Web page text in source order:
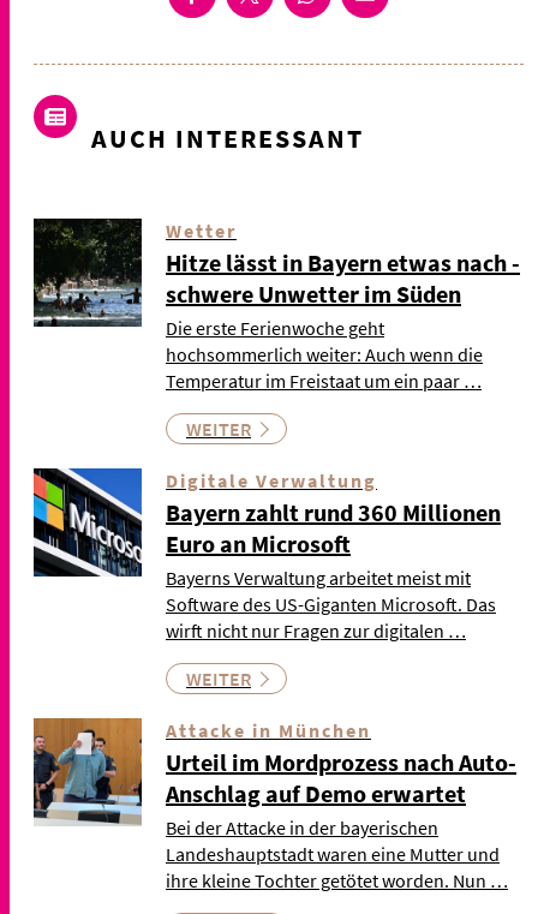
AUCH INTERESSANT
Wetter
Hitze lässt in Bayern etwas nach -
schwere Unwetter im Süden
Die erste Ferienwoche geht
hochsommerlich weiter: Auch wenn die
Temperatur im Freistaat um ein paar …
WEITER
Digitale Verwaltung
Bayern zahlt rund 360 Millionen
Euro an Microsoft
Bayerns Verwaltung arbeitet meist mit
Software des US-Giganten Microsoft. Das
wirft nicht nur Fragen zur digitalen …
WEITER
Attacke in München
Urteil im Mordprozess nach Auto-
Anschlag auf Demo erwartet
Bei der Attacke in der bayerischen
Landeshauptstadt waren eine Mutter und
ihre kleine Tochter getötet worden. Nun …